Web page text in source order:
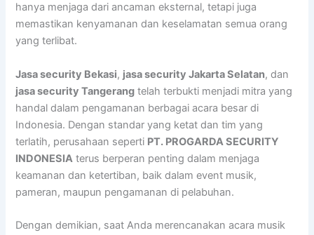
hanya menjaga dari ancaman eksternal, tetapi juga
memastikan kenyamanan dan keselamatan semua orang
yang terlibat.
Jasa security Bekasi, jasa security Jakarta Selatan, dan
jasa security Tangerang telah terbukti menjadi mitra yang
handal dalam pengamanan berbagai acara besar di
Indonesia. Dengan standar yang ketat dan tim yang
terlatih, perusahaan seperti PT. PROGARDA SECURITY
INDONESIA terus berperan penting dalam menjaga
keamanan dan ketertiban, baik dalam event musik,
pameran, maupun pengamanan di pelabuhan.
Dengan demikian, saat Anda merencanakan acara musik